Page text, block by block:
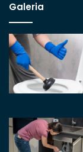
Galeria